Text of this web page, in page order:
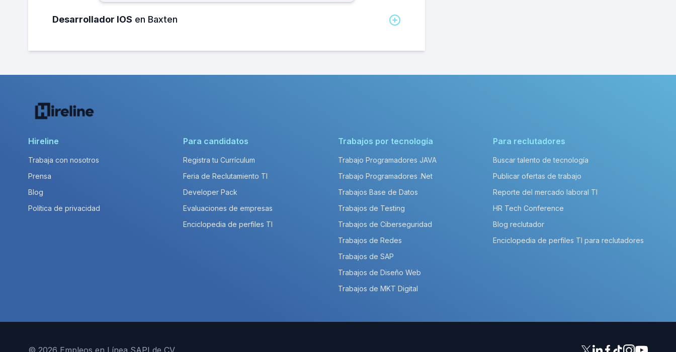
Desarrollador IOS en Baxten
¿Cuánto gana un Desarrollador iOS en Baxten al año?
Hireline
Trabaja con nosotros
Prensa
Blog
Política de privacidad
Para candidatos
Registra tu Currículum
Feria de Reclutamiento TI
Developer Pack
Evaluaciones de empresas
Enciclopedia de perfiles TI
Trabajos por tecnología
Trabajo Programadores JAVA
Trabajo Programadores .Net
Trabajos Base de Datos
Trabajos de Testing
Trabajos de Ciberseguridad
Trabajos de Redes
Trabajos de SAP
Trabajos de Diseño Web
Trabajos de MKT Digital
Para reclutadores
Buscar talento de tecnología
Publicar ofertas de trabajo
Reporte del mercado laboral TI
HR Tech Conference
Blog reclutador
Enciclopedia de perfiles TI para reclutadores
© 2026 Empleos en Línea SAPI de CV